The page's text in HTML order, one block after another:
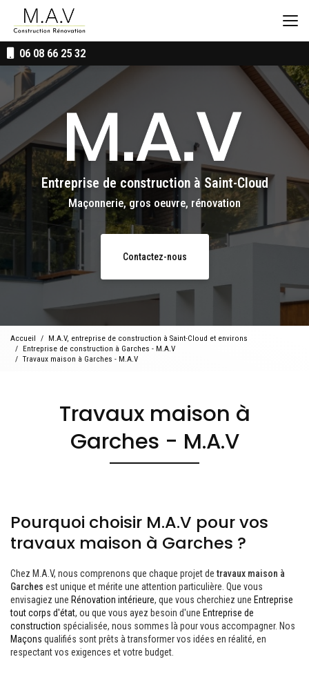
contenu
principal
06 08 66 25 32
Entreprise de construction à Saint-Cloud
Maçonnerie, gros oeuvre, rénovation
Contactez-nous
Accueil
M.A.V, entreprise de construction à Saint-Cloud et environs
Entreprise de construction à Garches - M.A.V
Travaux maison à Garches - M.A.V
Travaux maison à
Garches - M.A.V
Pourquoi choisir M.A.V pour vos
travaux maison à Garches ?
Chez M.A.V, nous comprenons que chaque projet de travaux maison à
Garches est unique et mérite une attention particulière. Que vous
envisagiez une Rénovation intérieure, que vous cherchiez une Entreprise
tout corps d'état, ou que vous ayez besoin d'une Entreprise de
construction spécialisée, nous sommes là pour vous accompagner. Nos
Maçons qualifiés sont prêts à transformer vos idées en réalité, en
respectant vos exigences et votre budget.